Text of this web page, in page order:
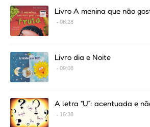
Livro A menina que não
08:28
Livro dia e Noite
09:08
A letra “U”: acentuada e
16:38